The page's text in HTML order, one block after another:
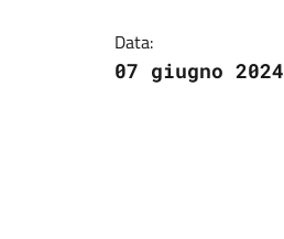
Data:
07 giugno 2024